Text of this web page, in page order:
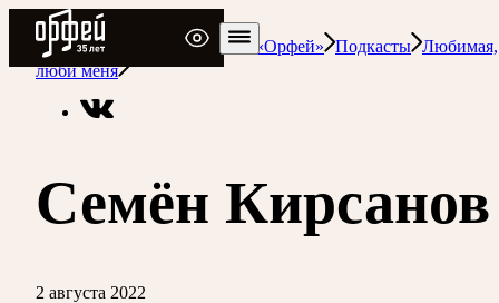
Радио Орфей
Радио классической музыки «Орфей»
Подкасты Любимая,
люби меня
Семён Кирсанов
2 августа 2022